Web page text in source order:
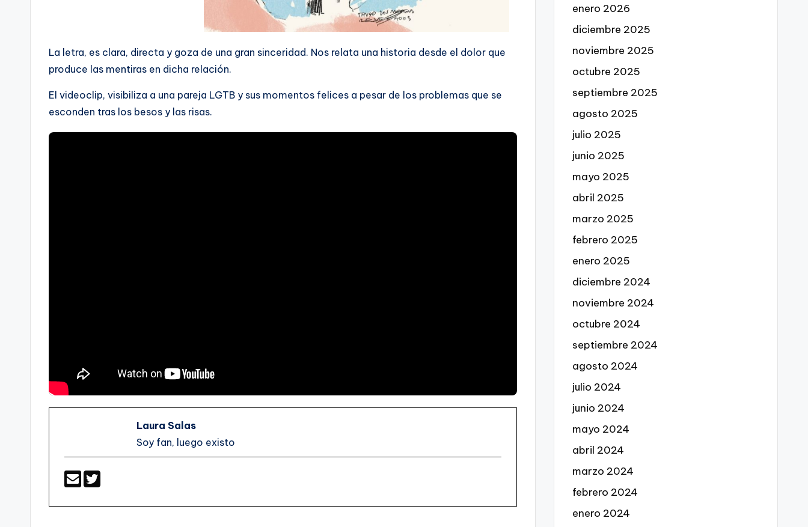
La letra, es clara, directa y goza de una gran sinceridad. Nos relata una historia desde el dolor que
produce las mentiras en dicha relación.
El videoclip, visibiliza a una pareja LGTB y sus momentos felices a pesar de los problemas que se
esconden tras los besos y las risas.
Laura Salas
Soy fan, luego existo
enero 2026
diciembre 2025
noviembre 2025
octubre 2025
septiembre 2025
agosto 2025
julio 2025
junio 2025
mayo 2025
abril 2025
marzo 2025
febrero 2025
enero 2025
diciembre 2024
noviembre 2024
octubre 2024
septiembre 2024
agosto 2024
julio 2024
junio 2024
mayo 2024
abril 2024
marzo 2024
febrero 2024
enero 2024